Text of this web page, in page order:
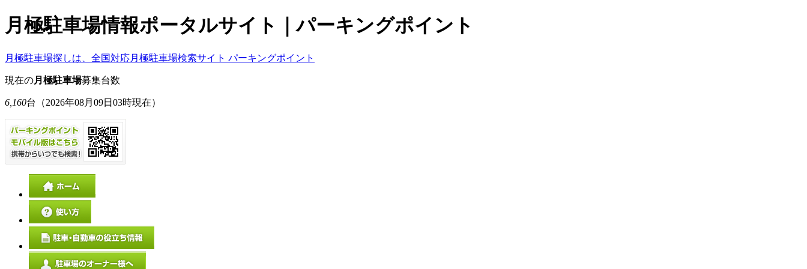
月極駐車場情報ポータルサイト｜パーキングポイント
月極駐車場探しは、全国対応月極駐車場検索サイト パーキングポイント
現在の月極駐車場募集台数
6,160台 （2026年08月09日03時現在）